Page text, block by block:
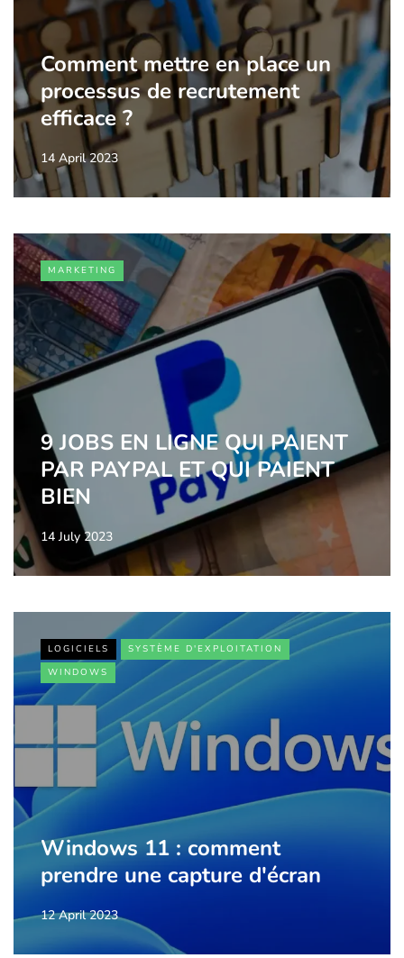
Comment mettre en place un
processus de recrutement
efficace ?
14 April 2023
MARKETING
9 JOBS EN LIGNE QUI PAIENT
PAR PAYPAL ET QUI PAIENT
BIEN
14 July 2023
LOGICIELS
SYSTÈME D'EXPLOITATION
WINDOWS
Windows 11 : comment
prendre une capture d'écran
12 April 2023